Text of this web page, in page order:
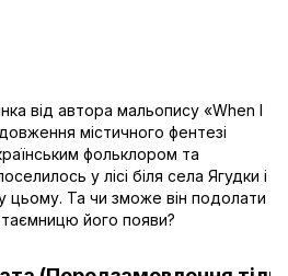
від автора мальопису «When I
містичного фентезі
фольклором та
у лісі біля села Ягудки і
цьому. Та чи зможе він подолати
його появи?